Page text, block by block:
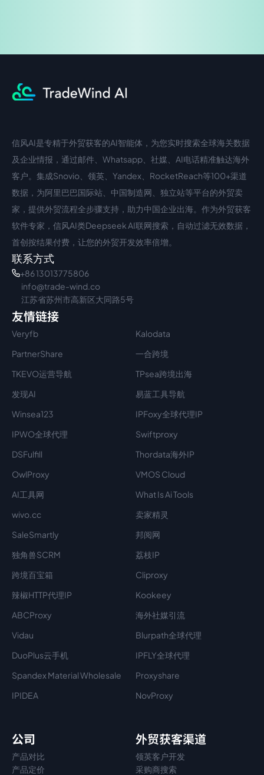
中文入口
信风AI是专精于外贸获客的AI智能体，为您实时搜索全球海关数据
及企业情报，通过邮件、Whatsapp、社媒、AI电话精准触达海外
客户。集成Snovio、领英、Yandex、RocketReach等100+渠道
数据，为阿里巴巴国际站、中国制造网、独立站等平台的外贸卖
家，提供外贸流程全步骤支持，助力中国企业出海。作为外贸获客
软件专家，信风AI类Deepseek AI联网搜索，自动过滤无效数据，
首创按结果付费，让您的外贸开发效率倍增。
联系方式
+86 13013775806
info@trade-wind.co
江苏省苏州市高新区大同路5号
友情链接
Veryfb
Kalodata
PartnerShare
一合跨境
TKEVO运营导航
TPsea跨境出海
发现AI
易蓝工具导航
Winsea123
IPFoxy全球代理IP
IPWO全球代理
Swiftproxy
DSFulfill
Thordata海外IP
OwlProxy
VMOS Cloud
AI工具网
What Is Ai Tools
wivo.cc
卖家精灵
SaleSmartly
邦阅网
独角兽SCRM
荔枝IP
跨境百宝箱
Cliproxy
辣椒HTTP代理IP
Kookeey
ABCProxy
海外社媒引流
Vidau
Blurpath全球代理
DuoPlus云手机
IPFLY全球代理
Spandex Material Wholesale​
Proxyshare
IPIDEA
NovProxy
公司
产品对比
产品定价
外贸获客渠道
领英客户开发
采购商搜索